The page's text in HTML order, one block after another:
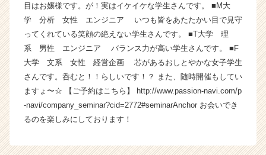
企
業
か
ら
ス
カ
ウ
ト
が
届
就
目はお嬢様です。が！実はイケイケな学生さんです。 ■M大
学 分析 女性 エンジニア いつも皆をあたたかい目で見守
ってくれている笑顔の絶えない学生さんです。 ■T大学 理
系 男性 エンジニア バランス力が高い学生さんです。 ■F
大学 文系 女性 経営企画 芯があるおしとやかな女子学生
さんです。呑むと！！らしいです！？ また、随時開催もしてい
ますょ〜☆ 【ご予約はこちら】 http://www.passion-navi.com/p
-navi/company_seminar?cid=2772#seminarAnchor お会いでき
るのを楽しみにしております！